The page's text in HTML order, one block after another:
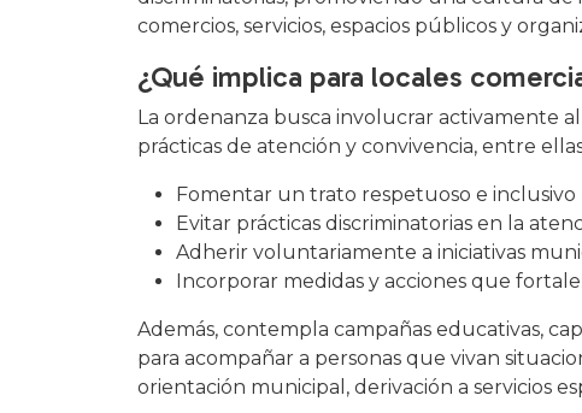
comercios, servicios, espacios públicos y
¿Qué implica para locales
La ordenanza busca involucrar activamente
prácticas de atención y convivencia, entre
Fomentar un trato respetuoso e inclusivo
Evitar prácticas discriminatorias en la
Adherir voluntariamente a iniciativas
Incorporar medidas y acciones que
Además, contempla campañas educativas,
para acompañar a personas que vivan
orientación municipal, derivación a servicios